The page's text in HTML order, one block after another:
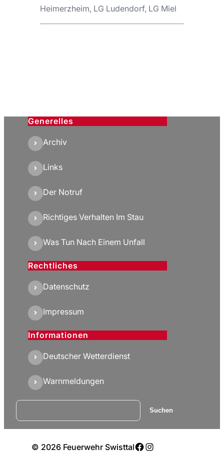
Heimerzheim, LG Ludendorf, LG Miel
Generelles
Archiv
Links
Der Notruf
Richtiges Verhalten Im Stau
Was Tun Nach Einem Unfall
Rechtliches
Datenschutz
Impressum
Informationen
Deutscher Wetterdienst
Warnmeldungen
Suchen Suchen
© 2026 Feuerwehr SwisttalFacebook
Instagram